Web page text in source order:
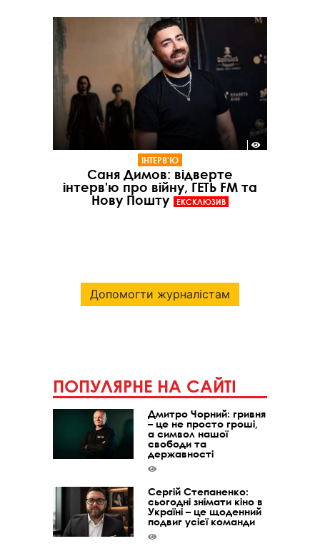
ІНТЕРВ'Ю
Саня Димов: відверте
інтерв'ю про війну, ГЕТЬ FM та
Нову Пошту
ЕКСКЛЮЗИВ
Допомогти журналістам
ПОПУЛЯРНЕ НА САЙТІ
Дмитро Чорний: гривня
– це не просто гроші,
а символ нашої
свободи та
державності
Сергій Степаненко:
сьогодні знімати кіно в
Україні – це щоденний
подвиг усієї команди